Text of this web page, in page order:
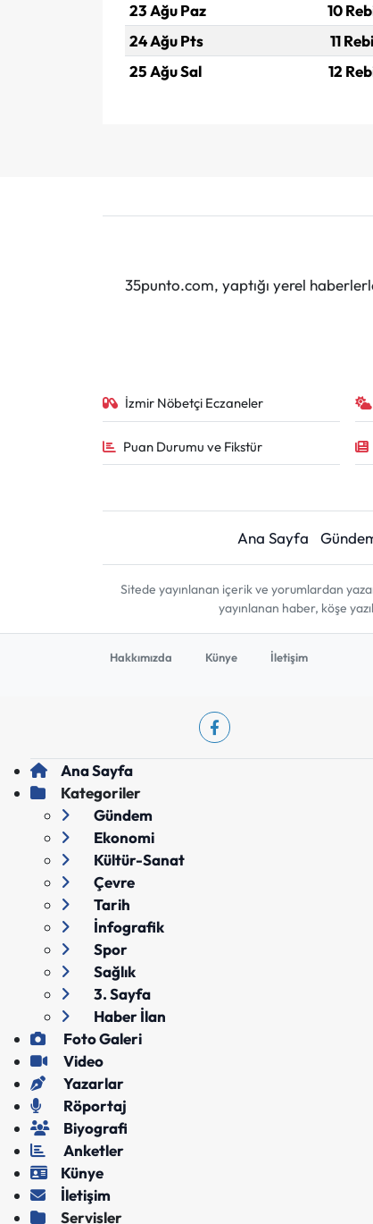
23 Ağu Paz
10
24 Ağu Pts
11
25 Ağu Sal
12
35punto.com, yaptığı yerel
İzmir Nöbetçi Eczaneler
Puan Durumu ve Fikstür
Ana Sayfa
Sitede yayınlanan içerik ve yorumlardan
yayınlanan haber, köşe
Hakkımızda Künye İletişim
Ana Sayfa
Kategoriler
Gündem
Ekonomi
Kültür-Sanat
Çevre
Tarih
İnfografik
Spor
Sağlık
3. Sayfa
Haber İlan
Foto Galeri
Video
Yazarlar
Röportaj
Biyografi
Anketler
Künye
İletişim
Servisler